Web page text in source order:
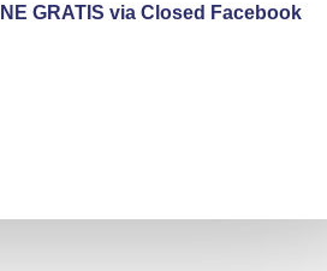
GRATIS via Closed Facebook